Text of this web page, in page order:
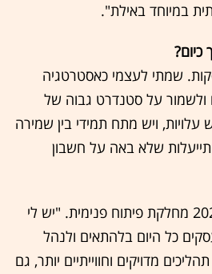
שמתי לעצמי כאסטרטגיה
ולשמור על סטנדרט גבוה של
עלויות, ויש מתח תמידי בין שמירה
שלא באה על חשבון
לשם כך זגורי הקים ב-2020 מחלקת פיתוח פנימית. "יש לי
כל היום בלהתאים ולנהל
מדויקים וחווייתיים יותר, גם